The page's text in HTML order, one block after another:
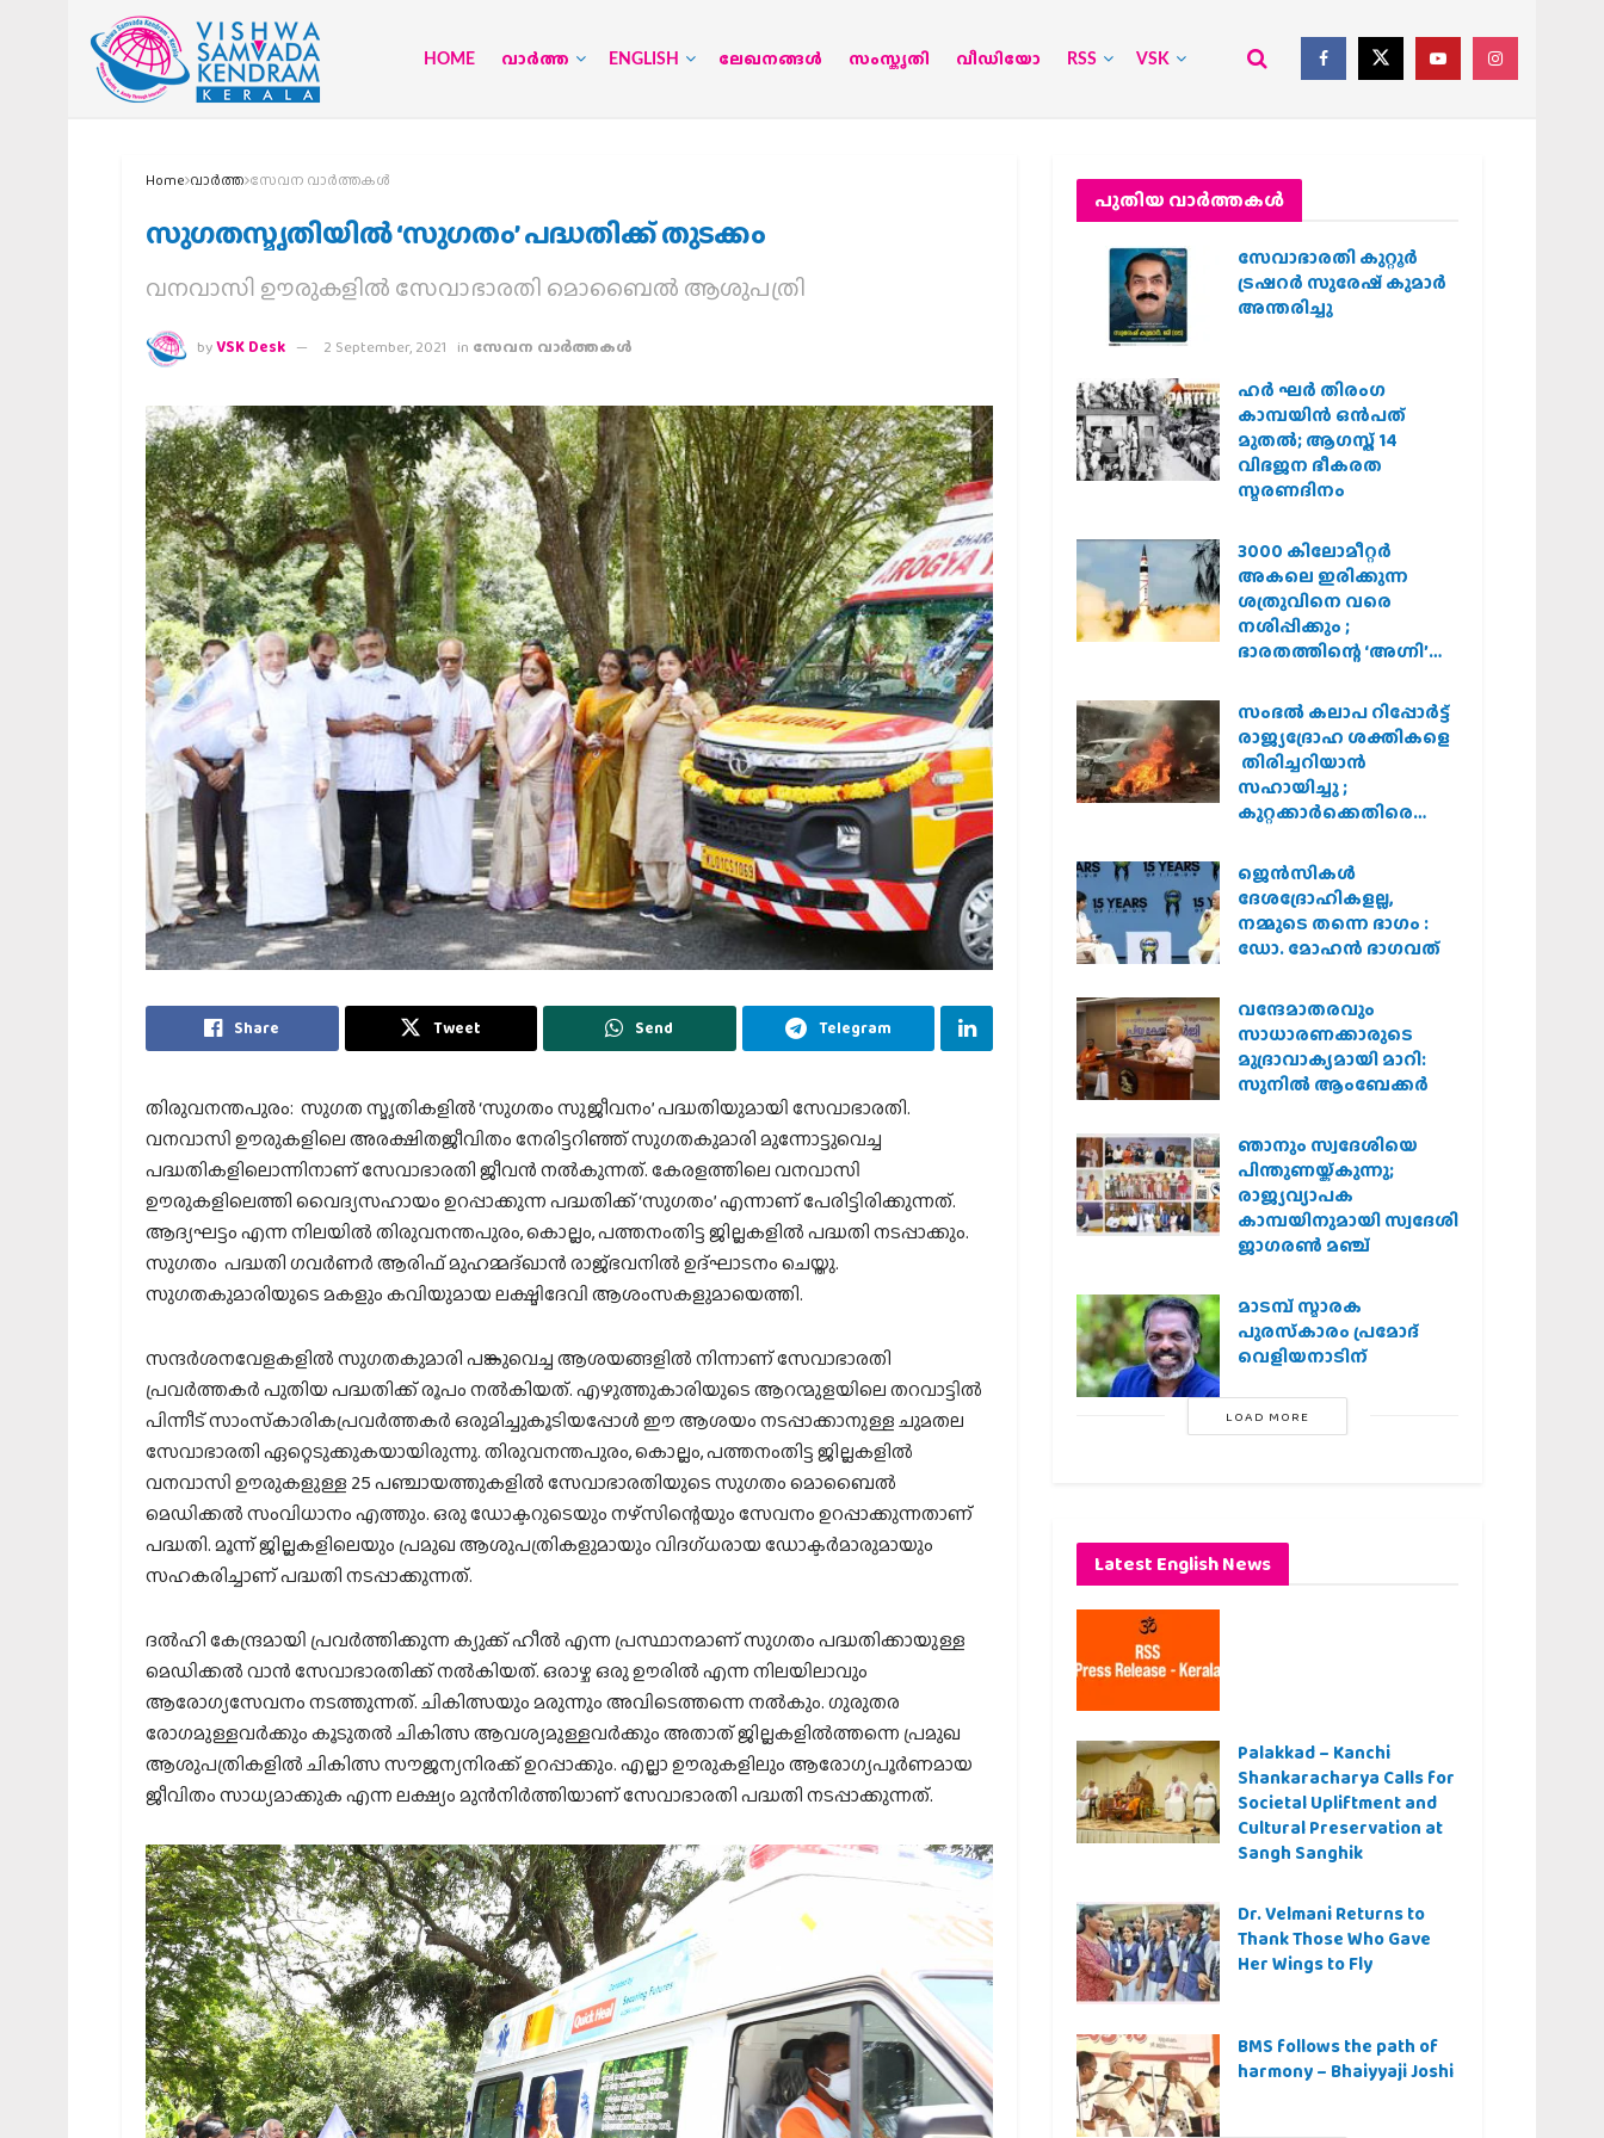
HOME വാര്‍ത്ത ENGLISH ലേഖനങ്ങള്‍ സംസ്കൃതി വീഡിയോ RSS VSK
Home വാര്‍ത്ത സേവന വാര്‍ത്തകള്‍
സുഗതസ്മൃതിയില്‍ ‘സുഗതം’ പദ്ധതിക്ക് തുടക്കം
വനവാസി ഊരുകളില്‍ സേവാഭാരതി മൊബൈല്‍ ആശുപത്രി
byVSK Desk 2 September, 2021 in സേവന വാര്‍ത്തകള്‍
Share Tweet Send Telegram
തിരുവനന്തപുരം: സുഗത സ്മൃതികളില്‍ ‘സുഗതം സുജീവനം’ പദ്ധതിയുമായി സേവാഭാരതി.
വനവാസി ഊരുകളിലെ അരക്ഷിതജീവിതം നേരിട്ടറിഞ്ഞ് സുഗതകുമാരി മുന്നോട്ടുവെച്ച
പദ്ധതികളിലൊന്നിനാണ് സേവാഭാരതി ജീവന്‍ നല്‍കുന്നത്. കേരളത്തിലെ വനവാസി
ഊരുകളിലെത്തി വൈദ്യസഹായം ഉറപ്പാക്കുന്ന പദ്ധതിക്ക് ‘സുഗതം’ എന്നാണ് പേരിട്ടിരിക്കുന്നത്.
ആദ്യഘട്ടം എന്ന നിലയില്‍ തിരുവനന്തപുരം, കൊല്ലം, പത്തനംതിട്ട ജില്ലകളില്‍ പദ്ധതി നടപ്പാക്കും.
സുഗതം പദ്ധതി ഗവര്‍ണര്‍ ആരിഫ് മുഹമ്മദ്ഖാന്‍ രാജ്ഭവനില്‍ ഉദ്ഘാടനം ചെയ്തു.
സുഗതകുമാരിയുടെ മകളും കവിയുമായ ലക്ഷ്മിദേവി ആശംസകളുമായെത്തി.
സന്ദര്‍ശനവേളകളില്‍ സുഗതകുമാരി പങ്കുവെച്ച ആശയങ്ങളില്‍ നിന്നാണ് സേവാഭാരതി
പ്രവര്‍ത്തകര്‍ പുതിയ പദ്ധതിക്ക് രൂപം നല്‍കിയത്. എഴുത്തുകാരിയുടെ ആറന്മുളയിലെ തറവാട്ടില്‍
പിന്നീട് സാംസ്‌കാരികപ്രവര്‍ത്തകര്‍ ഒരുമിച്ചുകൂടിയപ്പോള്‍ ഈ ആശയം നടപ്പാക്കാനുള്ള ചുമതല
സേവാഭാരതി ഏറ്റെടുക്കുകയായിരുന്നു. തിരുവനന്തപുരം, കൊല്ലം, പത്തനംതിട്ട ജില്ലകളില്‍
വനവാസി ഊരുകളുള്ള 25 പഞ്ചായത്തുകളില്‍ സേവാഭാരതിയുടെ സുഗതം മൊബൈല്‍
മെഡിക്കല്‍ സംവിധാനം എത്തും. ഒരു ഡോക്ടറുടെയും നഴ്സിന്റെയും സേവനം ഉറപ്പാക്കുന്നതാണ്
പദ്ധതി. മൂന്ന് ജില്ലകളിലെയും പ്രമുഖ ആശുപത്രികളുമായും വിദഗ്ധരായ ഡോക്ടര്‍മാരുമായും
സഹകരിച്ചാണ് പദ്ധതി നടപ്പാക്കുന്നത്.
ദല്‍ഹി കേന്ദ്രമായി പ്രവര്‍ത്തിക്കുന്ന ക്യുക്ക് ഹീല്‍ എന്ന പ്രസ്ഥാനമാണ് സുഗതം പദ്ധതിക്കായുള്ള
മെഡിക്കല്‍ വാന്‍ സേവാഭാരതിക്ക് നല്‍കിയത്. ഒരാഴ്ച ഒരു ഊരില്‍ എന്ന നിലയിലാവും
ആരോഗ്യസേവനം നടത്തുന്നത്. ചികിത്സയും മരുന്നും അവിടെത്തന്നെ നല്‍കും. ഗുരുതര
രോഗമുള്ളവര്‍ക്കും കൂടുതല്‍ ചികിത്സ ആവശ്യമുള്ളവര്‍ക്കും അതാത് ജില്ലകളില്‍ത്തന്നെ പ്രമുഖ
ആശുപത്രികളില്‍ ചികിത്സ സൗജന്യനിരക്ക് ഉറപ്പാക്കും. എല്ലാ ഊരുകളിലും ആരോഗ്യപൂര്‍ണമായ
ജീവിതം സാധ്യമാക്കുക എന്ന ലക്ഷ്യം മുന്‍നിര്‍ത്തിയാണ് സേവാഭാരതി പദ്ധതി നടപ്പാക്കുന്നത്.
പുതിയ വാര്‍ത്തകള്‍
സേവാഭാരതി കുറ്റൂർ
ട്രഷറർ സുരേഷ് കുമാർ
അന്തരിച്ചു
ഹര്‍ ഘര്‍ തിരംഗ
കാമ്പയിന്‍ ഒന്‍പത്
മുതല്‍; ആഗസ്ത് 14
വിഭജന ഭീകരത
സ്മരണദിനം
3000 കിലോമീറ്റർ
അകലെ ഇരിക്കുന്ന
ശത്രുവിനെ വരെ
നശിപ്പിക്കും ;
ഭാരതത്തിന്റെ ‘അഗ്നി’
സംഭൽ കലാപ റിപ്പോർട്ട്
രാജ്യദ്രോഹ ശക്തികളെ
തിരിച്ചറിയാൻ
സഹായിച്ചു ;
കുറ്റക്കാർക്കെതിരെ
വേണമെന്ന് വിശ്വഹിന്ദു
പരിഷത്ത്
ജെന്‍സികള്‍
ദേശദ്രോഹികളല്ല,
നമ്മുടെ തന്നെ ഭാഗം :
ഡോ. മോഹന്‍ ഭാഗവത്
വന്ദേമാതരവും
സാധാരണക്കാരുടെ
മുദ്രാവാക്യമായി മാറി:
സുനിൽ ആംബേക്കർ
ഞാനും സ്വദേശിയെ
പിന്തുണയ്ക്കുന്നു;
രാജ്യവ്യാപക
കാമ്പയിനുമായി സ്വദേശി
ജാഗരണ്‍ മഞ്ച്
മാടമ്പ് സ്മാരക
പുരസ്‌കാരം പ്രമോദ്
വെളിയനാടിന്
LOAD MORE
Latest English News
Palakkad – Kanchi
Shankaracharya Calls for
Societal Upliftment and
Cultural Preservation at
Sangh Sanghik
Dr. Velmani Returns to
Thank Those Who Gave
Her Wings to Fly
BMS follows the path of
harmony – Bhaiyyaji Joshi